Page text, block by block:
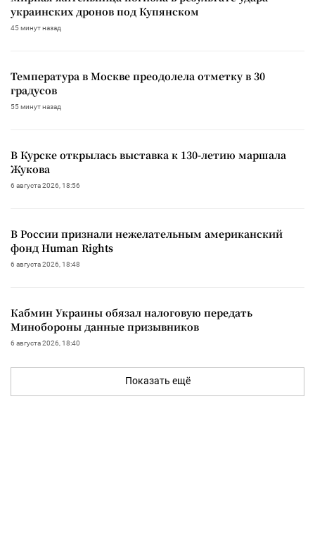
украинских дронов под Купянском
45 минут назад
Температура в Москве преодолела отметку в 30
градусов
55 минут назад
В Курске открылась выставка к 130-летию маршала
Жукова
6 августа 2026, 18:56
В России признали нежелательным американский
фонд Human Rights
6 августа 2026, 18:48
Кабмин Украины обязал налоговую передать
Минобороны данные призывников
6 августа 2026, 18:40
Показать ещё